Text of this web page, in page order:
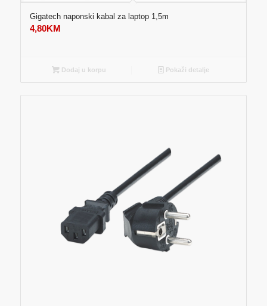
Gigatech naponski kabal za laptop 1,5m
4,80KM
Dodaj u korpu Pokaži detalje